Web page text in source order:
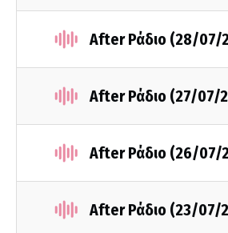
After Ράδιο (28/07/
After Ράδιο (27/07/
After Ράδιο (26/07/
After Ράδιο (23/07/